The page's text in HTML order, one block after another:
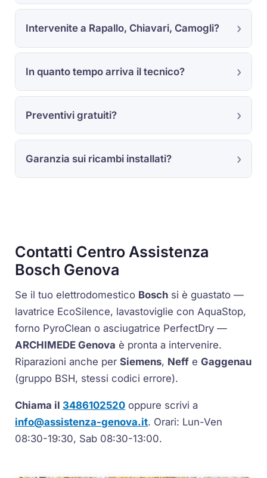
Intervenite a Rapallo, Chiavari, Camogli?
In quanto tempo arriva il tecnico?
Preventivi gratuiti?
Garanzia sui ricambi installati?
Contatti Centro Assistenza
Bosch Genova
Se il tuo elettrodomestico Bosch si è guastato —
lavatrice EcoSilence, lavastoviglie conAquaStop,
forno PyroClean o asciugatrice PerfectDry —
ARCHIMEDE Genova è pronta a intervenire.
Riparazioni anche perSiemens, Neff eGaggenau
(gruppo BSH, stessi codici errore).
Chiama il 3486102520 oppure scrivi a
info@assistenza-genova.it. Orari: Lun-Ven
08:30-19:30, Sab 08:30-13:00.